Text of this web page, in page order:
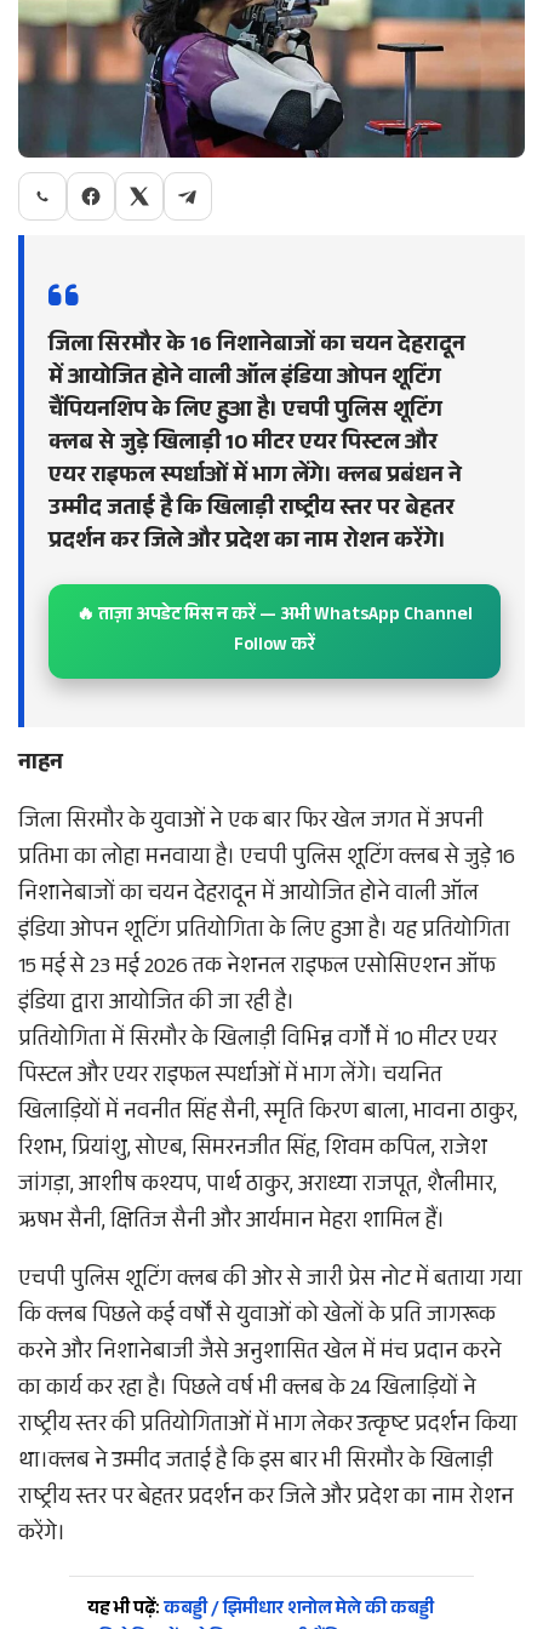
जिला सिरमौर के 16 निशानेबाजों का चयन देहरादून
में आयोजित होने वाली ऑल इंडिया ओपन शूटिंग
चैंपियनशिप के लिए हुआ है। एचपी पुलिस शूटिंग
क्लब से जुड़े खिलाड़ी 10 मीटर एयर पिस्टल और
एयर राइफल स्पर्धाओं में भाग लेंगे। क्लब प्रबंधन ने
उम्मीद जताई है कि खिलाड़ी राष्ट्रीय स्तर पर बेहतर
प्रदर्शन कर जिले और प्रदेश का नाम रोशन करेंगे।
🔥 ताज़ा अपडेट मिस न करें — अभी WhatsApp Channel
Follow करें
नाहन
जिला सिरमौर के युवाओं ने एक बार फिर खेल जगत में अपनी
प्रतिभा का लोहा मनवाया है। एचपी पुलिस शूटिंग क्लब से जुड़े 16
निशानेबाजों का चयन देहरादून में आयोजित होने वाली ऑल
इंडिया ओपन शूटिंग प्रतियोगिता के लिए हुआ है। यह प्रतियोगिता
15 मई से 23 मई 2026 तक नेशनल राइफल एसोसिएशन ऑफ
इंडिया द्वारा आयोजित की जा रही है।
प्रतियोगिता में सिरमौर के खिलाड़ी विभिन्न वर्गों में 10 मीटर एयर
पिस्टल और एयर राइफल स्पर्धाओं में भाग लेंगे। चयनित
खिलाड़ियों में नवनीत सिंह सैनी, स्मृति किरण बाला, भावना ठाकुर,
रिशभ, प्रियांशु, सोएब, सिमरनजीत सिंह, शिवम कपिल, राजेश
जांगड़ा, आशीष कश्यप, पार्थ ठाकुर, अराध्या राजपूत, शैलीमार,
ऋषभ सैनी, क्षितिज सैनी और आर्यमान मेहरा शामिल हैं।
एचपी पुलिस शूटिंग क्लब की ओर से जारी प्रेस नोट में बताया गया
कि क्लब पिछले कई वर्षों से युवाओं को खेलों के प्रति जागरूक
करने और निशानेबाजी जैसे अनुशासित खेल में मंच प्रदान करने
का कार्य कर रहा है। पिछले वर्ष भी क्लब के 24 खिलाड़ियों ने
राष्ट्रीय स्तर की प्रतियोगिताओं में भाग लेकर उत्कृष्ट प्रदर्शन किया
था।क्लब ने उम्मीद जताई है कि इस बार भी सिरमौर के खिलाड़ी
राष्ट्रीय स्तर पर बेहतर प्रदर्शन कर जिले और प्रदेश का नाम रोशन
करेंगे।
यह भी पढ़ें:कबड्डी / झिमीधार शनोल मेले की कबड्डी